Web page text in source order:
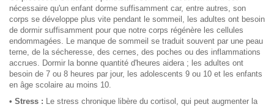
nécessaire qu'un enfant dorme suffisamment car, entre autres, son
corps se développe plus vite pendant le sommeil, les adultes ont besoin
de dormir suffisamment pour que notre corps régénère les cellules
endommagées. Le manque de sommeil se traduit souvent par une peau
terne, de la sécheresse, des cernes, des poches ou des inflammations
accrues. Dormir la bonne quantité d'heures aidera ; les adultes ont
besoin de 7 ou 8 heures par jour, les adolescents 9 ou 10 et les enfants
en âge scolaire au moins 10.
• Stress : Le stress chronique libère du cortisol, qui peut augmenter la